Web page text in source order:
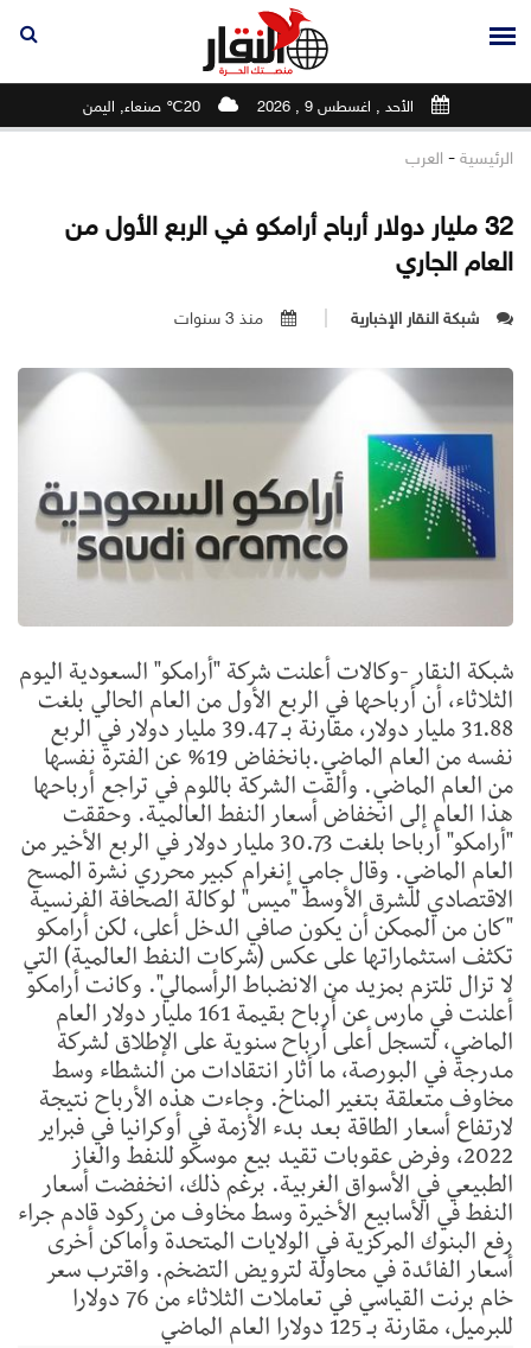
الأحد , اغسطس 9 , 2026 20℃ صنعاء, اليمن
الرئيسية - العرب
32 مليار دولار أرباح أرامكو في الربع الأول من
العام الجاري
شبكة النقار الإخبارية منذ 3 سنوات
شبكة النقار -وكالات أعلنت شركة "أرامكو" السعودية اليوم
الثلاثاء، أن أرباحها في الربع الأول من العام الحالي بلغت
31.88 مليار دولار، مقارنة بـ 39.47 مليار دولار في الربع
نفسه من العام الماضي.بانخفاض 19% عن الفترة نفسها
من العام الماضي. وألقت الشركة باللوم في تراجع أرباحها
هذا العام إلى انخفاض أسعار النفط العالمية. وحققت
"أرامكو" أرباحا بلغت 30.73 مليار دولار في الربع الأخير من
العام الماضي. وقال جامي إنغرام كبير محرري نشرة المسح
الاقتصادي للشرق الأوسط "ميس" لوكالة الصحافة الفرنسية
"كان من الممكن أن يكون صافي الدخل أعلى، لكن أرامكو
تكثف استثماراتها على عكس (شركات النفط العالمية) التي
لا تزال تلتزم بمزيد من الانضباط الرأسمالي". وكانت أرامكو
أعلنت في مارس عن أرباح بقيمة 161 مليار دولار العام
الماضي، لتسجل أعلى أرباح سنوية على الإطلاق لشركة
مدرجة في البورصة، ما أثار انتقادات من النشطاء وسط
مخاوف متعلقة بتغير المناخ. وجاءت هذه الأرباح نتيجة
لارتفاع أسعار الطاقة بعد بدء الأزمة في أوكرانيا في فبراير
2022، وفرض عقوبات تقيد بيع موسكو للنفط والغاز
الطبيعي في الأسواق الغربية. برغم ذلك، انخفضت أسعار
النفط في الأسابيع الأخيرة وسط مخاوف من ركود قادم جراء
رفع البنوك المركزية في الولايات المتحدة وأماكن أخرى
أسعار الفائدة في محاولة لترويض التضخم. واقترب سعر
خام برنت القياسي في تعاملات الثلاثاء من 76 دولارا
للبرميل، مقارنة بـ 125 دولارا العام الماضي